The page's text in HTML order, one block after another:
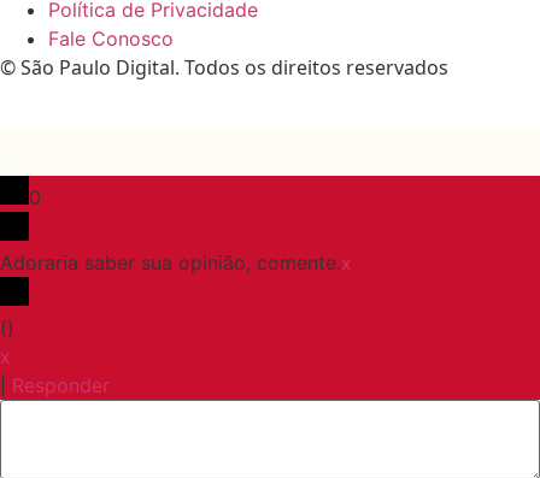
Política de Privacidade
Fale Conosco
© São Paulo Digital. Todos os direitos reservados
0
Adoraria saber sua opinião, comente.x
()
x
Responder